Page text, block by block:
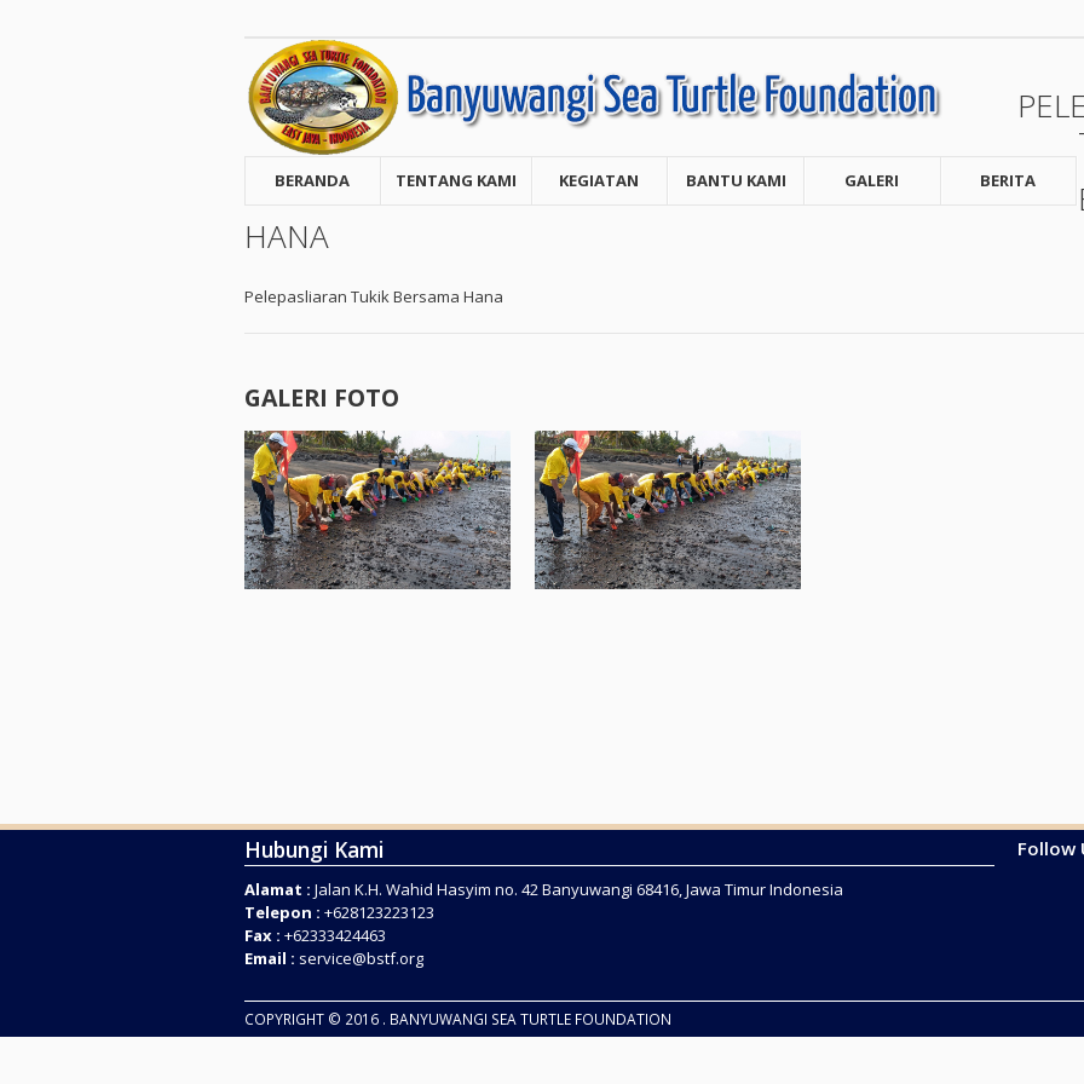
BERANDA TENTANG KAMI KEGIATAN BANTU KAMI GALERI BERITA
HANA
Pelepasliaran Tukik Bersama Hana
GALERI FOTO
Hubungi Kami
Alamat : Jalan K.H. Wahid Hasyim no. 42 Banyuwangi 68416, Jawa Timur Indonesia
Telepon : +628123223123
Fax : +62333424463
Email : service@bstf.org
Follow
COPYRIGHT © 2016 . BANYUWANGI SEA TURTLE FOUNDATION